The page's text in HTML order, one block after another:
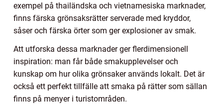
exempel på thailändska och vietnamesiska marknader,
finns färska grönsaksrätter serverade med kryddor,
såser och färska örter som ger explosioner av smak.
Att utforska dessa marknader ger flerdimensionell
inspiration: man får både smakupplevelser och
kunskap om hur olika grönsaker används lokalt. Det är
också ett perfekt tillfälle att smaka på rätter som sällan
finns på menyer i turistområden.